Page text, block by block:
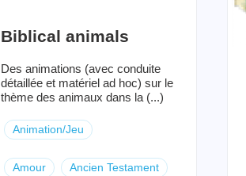
Biblical animals
Des animations (avec conduite
détaillée et matériel ad hoc) sur le
thème des animaux dans la (...)
Animation/Jeu
Amour Ancien Testament